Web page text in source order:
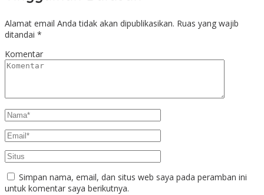
Alamat email Anda tidak akan dipublikasikan. Ruas yang wajib
ditandai *
Komentar
Simpan nama, email, dan situs web saya pada peramban ini
untuk komentar saya berikutnya.